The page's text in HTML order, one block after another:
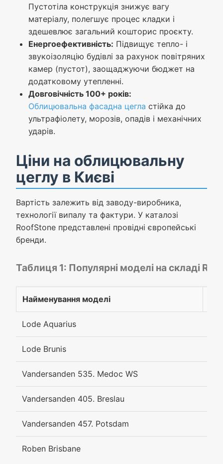
Пустотіла конструкція знижує вагу
матеріалу, полегшує процес кладки і
здешевлює загальний кошторис проєкту.
Енергоефективність: Підвищує тепло- і
звукоізоляцію будівлі за рахунок повітряних
камер (пустот), заощаджуючи бюджет на
додатковому утепленні.
Довговічність 100+ років:
Облицювальна фасадна цегла стійка до
ультрафіолету, морозів, опадів і механічних
ударів.
Ціни на облицювальну
цеглу в Києві
Вартість залежить від заводу-виробника,
технології випалу та фактури. У каталозі
RoofStone представлені провідні європейські
бренди.
Таблиця 1: Популярні моделі на складі
Найменування моделі
Lode Aquarius
Lode Brunis
Vandersanden 535. Medoc WS
Vandersanden 405. Breslau
Vandersanden 457. Potsdam
Roben Brisbane